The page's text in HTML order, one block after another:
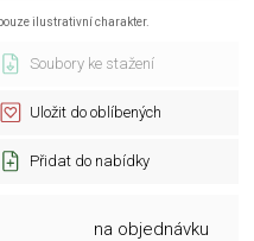
ilustrativní charakter.
Soubory ke stažení
Uložit do oblíbených
Přidat do nabídky
na objednávku